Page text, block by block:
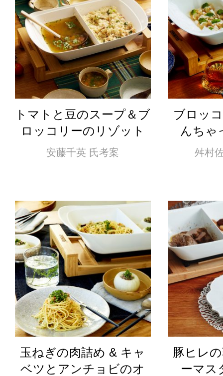
トマトと豆のスープ＆ブ
ロッコリーのリゾット
安藤千英 氏考案
ブロッ
んちゃ
舛村
玉ねぎの肉詰め & キャ
ベツとアンチョビのオ
豚ヒレ
ーマス